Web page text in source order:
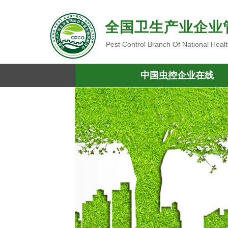
全国卫生产业企
Pest Control Branch Of National
中国虫控企业在线